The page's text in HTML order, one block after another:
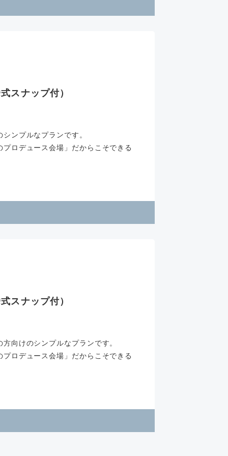
スナップ付）
ンプルなプランです。
ロデュース会場」だからこそできる
スナップ付）
向けのシンプルなプランです。
ロデュース会場」だからこそできる